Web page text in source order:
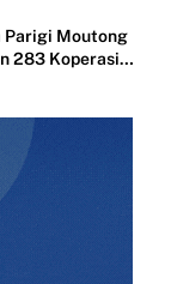
Parigi Moutong
283 Koperasi